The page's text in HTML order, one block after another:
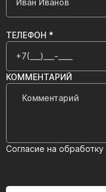
ТЕЛЕФОН *
КОММЕНТАРИЙ
Согласие на обработку